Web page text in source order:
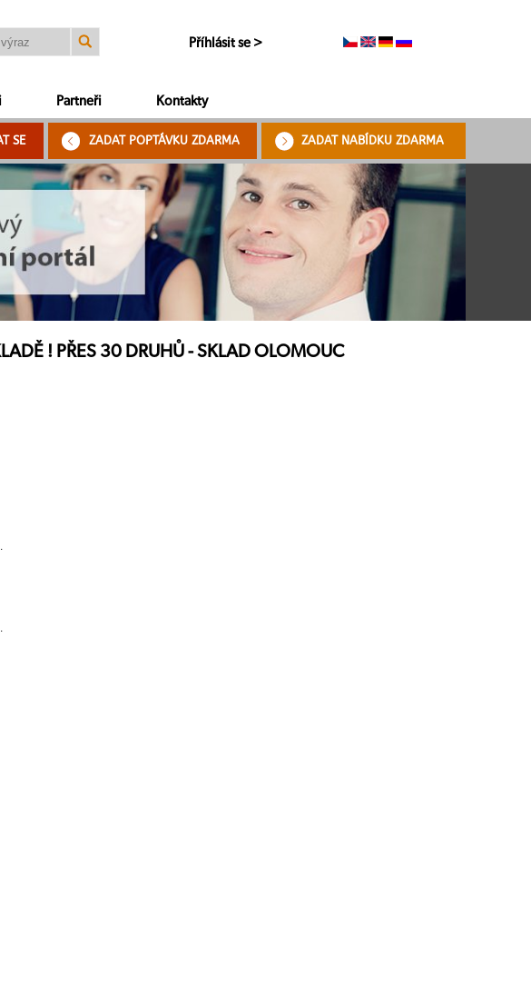
Příhlásit se >
Partneři Kontakty
SE ZADAT POPTÁVKU ZDARMA ZADAT NABÍDKU ZDARMA
! PŘES 30 DRUHŮ - SKLAD OLOMOUC